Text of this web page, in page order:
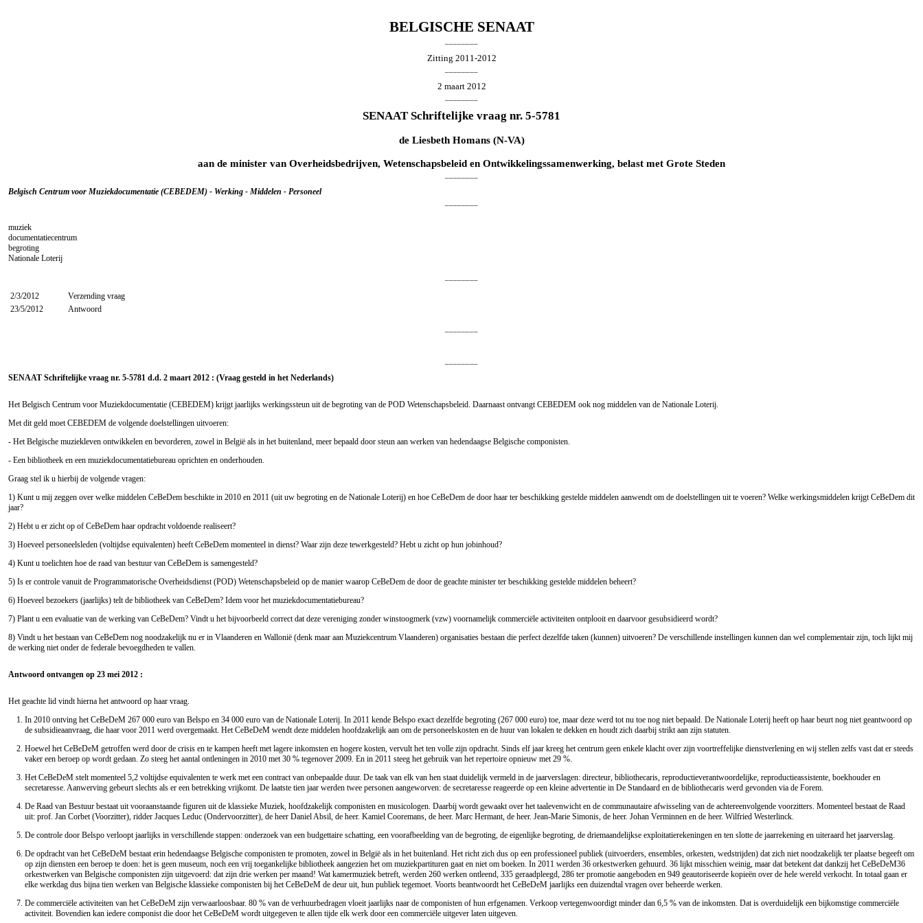
BELGISCHE SENAAT
Zitting 2011-2012
2 maart 2012
SENAAT Schriftelijke vraag nr. 5-5781
de Liesbeth Homans(N-VA)
aan de minister van Overheidsbedrijven, Wetenschapsbeleid en Ontwikkelingssamenwerking, belast met Grote Steden
Belgisch Centrum voor Muziekdocumentatie (CEBEDEM) - Werking - Middelen - Personeel
muziek
documentatiecentrum
begroting
Nationale Loterij
2/3/2012
Verzending vraag
23/5/2012
Antwoord
SENAAT Schriftelijke vraag nr. 5-5781 d.d. 2 maart 2012 : (Vraag gesteld in het Nederlands)
Het Belgisch Centrum voor Muziekdocumentatie (CEBEDEM) krijgt jaarlijks werkingssteun uit de begroting van de POD Wetenschapsbeleid. Daarnaast ontvangt CEBEDEM ook nog middelen van de Nationale Loterij.
Met dit geld moet CEBEDEM de volgende doelstellingen uitvoeren:
- Het Belgische muziekleven ontwikkelen en bevorderen, zowel in België als in het buitenland, meer bepaald door steun aan werken van hedendaagse Belgische componisten.
- Een bibliotheek en een muziekdocumentatiebureau oprichten en onderhouden.
Graag stel ik u hierbij de volgende vragen:
1) Kunt u mij zeggen over welke middelen CeBeDem beschikte in 2010 en 2011 (uit uw begroting en de Nationale Loterij) en hoe CeBeDem de door haar ter beschikking gestelde middelen aanwendt om de doelstellingen uit te voeren? Welke werkingsmiddelen krijgt CeBeDem dit
jaar?
2) Hebt u er zicht op of CeBeDem haar opdracht voldoende realiseert?
3) Hoeveel personeelsleden (voltijdse equivalenten) heeft CeBeDem momenteel in dienst? Waar zijn deze tewerkgesteld? Hebt u zicht op hun jobinhoud?
4) Kunt u toelichten hoe de raad van bestuur van CeBeDem is samengesteld?
5) Is er controle vanuit de Programmatorische Overheidsdienst (POD) Wetenschapsbeleid op de manier waarop CeBeDem de door de geachte minister ter beschikking gestelde middelen beheert?
6) Hoeveel bezoekers (jaarlijks) telt de bibliotheek van CeBeDem? Idem voor het muziekdocumentatiebureau?
7) Plant u een evaluatie van de werking van CeBeDem? Vindt u het bijvoorbeeld correct dat deze vereniging zonder winstoogmerk (vzw) voornamelijk commerciële activiteiten ontplooit en daarvoor gesubsidieerd wordt?
8) Vindt u het bestaan van CeBeDem nog noodzakelijk nu er in Vlaanderen en Wallonië (denk maar aan Muziekcentrum Vlaanderen) organisaties bestaan die perfect dezelfde taken (kunnen) uitvoeren? De verschillende instellingen kunnen dan wel complementair zijn, toch lijkt mij
de werking niet onder de federale bevoegdheden te vallen.
Antwoord ontvangen op 23 mei 2012 :
Het geachte lid vindt hierna het antwoord op haar vraag.
In 2010 ontving het CeBeDeM 267 000 euro van Belspo en 34 000 euro van de Nationale Loterij. In 2011 kende Belspo exact dezelfde begroting (267 000 euro) toe, maar deze werd tot nu toe nog niet bepaald. De Nationale Loterij heeft op haar beurt nog niet geantwoord op
de subsidieaanvraag, die haar voor 2011 werd overgemaakt. Het CeBeDeM wendt deze middelen hoofdzakelijk aan om de personeelskosten en de huur van lokalen te dekken en houdt zich daarbij strikt aan zijn statuten.
Hoewel het CeBeDeM getroffen werd door de crisis en te kampen heeft met lagere inkomsten en hogere kosten, vervult het ten volle zijn opdracht. Sinds elf jaar kreeg het centrum geen enkele klacht over zijn voortreffelijke dienstverlening en wij stellen zelfs vast dat er steeds
vaker een beroep op wordt gedaan. Zo steeg het aantal ontleningen in 2010 met 30 % tegenover 2009. En in 2011 steeg het gebruik van het repertoire opnieuw met 29 %.
Het CeBeDeM stelt momenteel 5,2 voltijdse equivalenten te werk met een contract van onbepaalde duur. De taak van elk van hen staat duidelijk vermeld in de jaarverslagen: directeur, bibliothecaris, reproductieverantwoordelijke, reproductieassistente, boekhouder en
secretaresse. Aanwerving gebeurt slechts als er een betrekking vrijkomt. De laatste tien jaar werden twee personen aangeworven: de secretaresse reageerde op een kleine advertentie in De Standaard en de bibliothecaris werd gevonden via de Forem.
De Raad van Bestuur bestaat uit vooraanstaande figuren uit de klassieke Muziek, hoofdzakelijk componisten en musicologen. Daarbij wordt gewaakt over het taalevenwicht en de communautaire afwisseling van de achtereenvolgende voorzitters. Momenteel bestaat de Raad
uit: prof. Jan Corbet (Voorzitter), ridder Jacques Leduc (Ondervoorzitter), de heer Daniel Absil, de heer. Kamiel Cooremans, de heer. Marc Hermant, de heer. Jean-Marie Simonis, de heer. Johan Verminnen en de heer. Wilfried Westerlinck.
De controle door Belspo verloopt jaarlijks in verschillende stappen: onderzoek van een budgettaire schatting, een voorafbeelding van de begroting, de eigenlijke begroting, de driemaandelijkse exploitatierekeningen en ten slotte de jaarrekening en uiteraard het jaarverslag.
De opdracht van het CeBeDeM bestaat erin hedendaagse Belgische componisten te promoten, zowel in België als in het buitenland. Het richt zich dus op een professioneel publiek (uitvoerders, ensembles, orkesten, wedstrijden) dat zich niet noodzakelijk ter plaatse begeeft om
op zijn diensten een beroep te doen: het is geen museum, noch een vrij toegankelijke bibliotheek aangezien het om muziekpartituren gaat en niet om boeken. In 2011 werden 36 orkestwerken gehuurd. 36 lijkt misschien weinig, maar dat betekent dat dankzij het CeBeDeM36
orkestwerken van Belgische componisten zijn uitgevoerd: dat zijn drie werken per maand! Wat kamermuziek betreft, werden 260 werken ontleend, 335 geraadpleegd, 286 ter promotie aangeboden en 949 geautoriseerde kopieën over de hele wereld verkocht. In totaal gaan er
elke werkdag dus bijna tien werken van Belgische klassieke componisten bij het CeBeDeM de deur uit, hun publiek tegemoet. Voorts beantwoordt het CeBeDeM jaarlijks een duizendtal vragen over beheerde werken.
De commerciële activiteiten van het CeBeDeM zijn verwaarloosbaar. 80 % van de verhuurbedragen vloeit jaarlijks naar de componisten of hun erfgenamen. Verkoop vertegenwoordigt minder dan 6,5 % van de inkomsten. Dat is overduidelijk een bijkomstige commerciële
activiteit. Bovendien kan iedere componist die door het CeBeDeM wordt uitgegeven te allen tijde elk werk door een commerciële uitgever laten uitgeven.